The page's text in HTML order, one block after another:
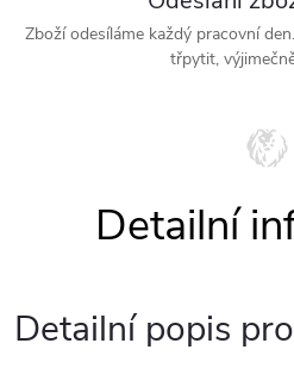
Zboží odesíláme každý pracovní
třpytit,
Detailní popis